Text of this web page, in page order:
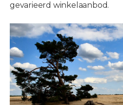
gevarieerd winkelaanbod.